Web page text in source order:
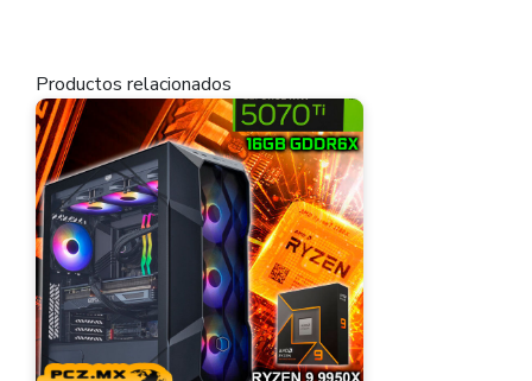
Productos relacionados